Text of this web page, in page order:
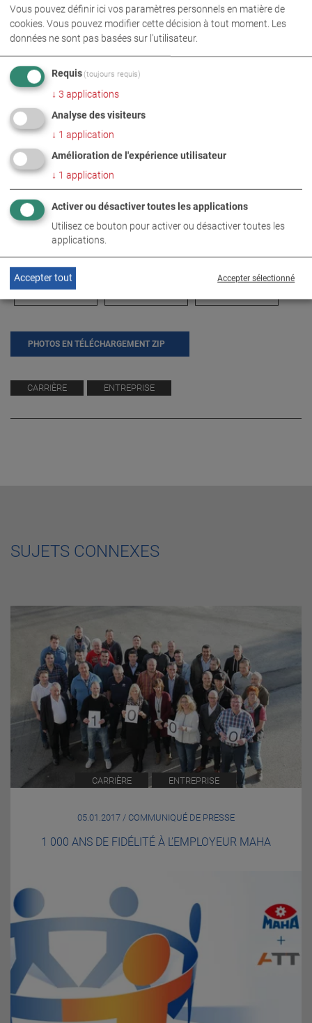
PHOTOS EN TÉLÉCHARGEMENT ZIP
CARRIÈRE ENTREPRISE
SUJETS CONNEXES
CARRIÈRE ENTREPRISE
05.01.2017 / COMMUNIQUÉ DE PRESSE
1 000 ANS DE FIDÉLITÉ À L’EMPLOYEUR MAHA
Vous pouvez définir ici vos paramètres personnels en matière de
cookies. Vous pouvez modifier cette décision à tout moment. Les
données ne sont pas basées sur l'utilisateur.
Requis (toujours requis)
↓ 3 applications
Analyse des visiteurs
↓ 1 application
Amélioration de l'expérience utilisateur
↓ 1 application
Activer ou désactiver toutes les applications
Utilisez ce bouton pour activer ou désactiver toutes les
applications.
Accepter sélectionné
Accepter tout